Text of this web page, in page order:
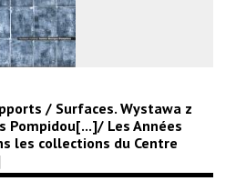
/ Surfaces. Wystawa z
Pompidou[...]/ Les Années
les collections du Centre